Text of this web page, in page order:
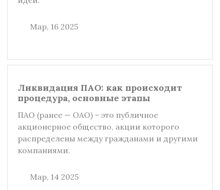
Мар, 16 2025
Ликвидация ПАО: как происходит
процедура, основные этапы
ПАО (ранее — ОАО) – это публичное
акционерное общество, акции которого
распределены между гражданами и другими
компаниями.
Мар, 14 2025